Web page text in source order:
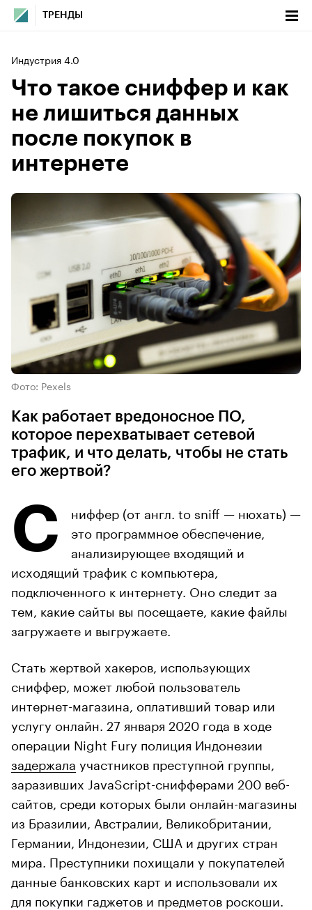
ТРЕНДЫ
Индустрия 4.0
Что такое сниффер и как
не лишиться данных
после покупок в
интернете
Фото: Pexels
Как работает вредоносное ПО,
которое перехватывает сетевой
трафик, и что делать, чтобы не стать
его жертвой?
C
ниффер (от англ. to sniff — нюхать) —
это программное обеспечение,
анализирующее входящий и
исходящий трафик с компьютера,
подключенного к интернету. Оно следит за
тем, какие сайты вы посещаете, какие файлы
загружаете и выгружаете.
Стать жертвой хакеров, использующих
сниффер, может любой пользователь
интернет-магазина, оплативший товар или
услугу онлайн. 27 января 2020 года в ходе
операции Night Fury полиция Индонезии
задержала участников преступной группы,
заразивших JavaScript-снифферами 200 веб-
сайтов, среди которых были онлайн-магазины
из Бразилии, Австралии, Великобритании,
Германии, Индонезии, США и других стран
мира. Преступники похищали у покупателей
данные банковских карт и использовали их
для покупки гаджетов и предметов роскоши.